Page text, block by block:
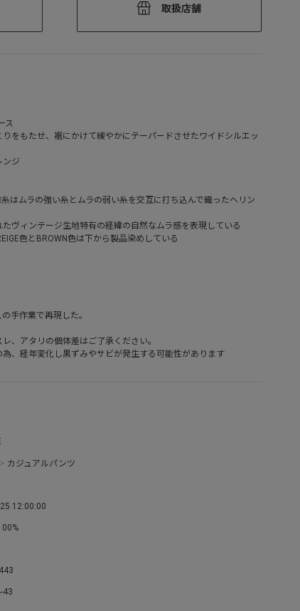
取扱店舗
ス
をもたせ、裾にかけて緩やかにテーパードさせたワイドシルエッ
ンジ
はムラの強い糸とムラの弱い糸を交互に打ち込んで織ったヘリン
ヴィンテージ生地特有の経緯の自然なムラ感を表現している
色とBROWN色は下から製品染めしている
手作業で再現した。
、アタリの個体差はご了承ください。
、経年変化し黒ずみやサビが発生する可能性があります
> カジュアルパンツ
12:00:00
43